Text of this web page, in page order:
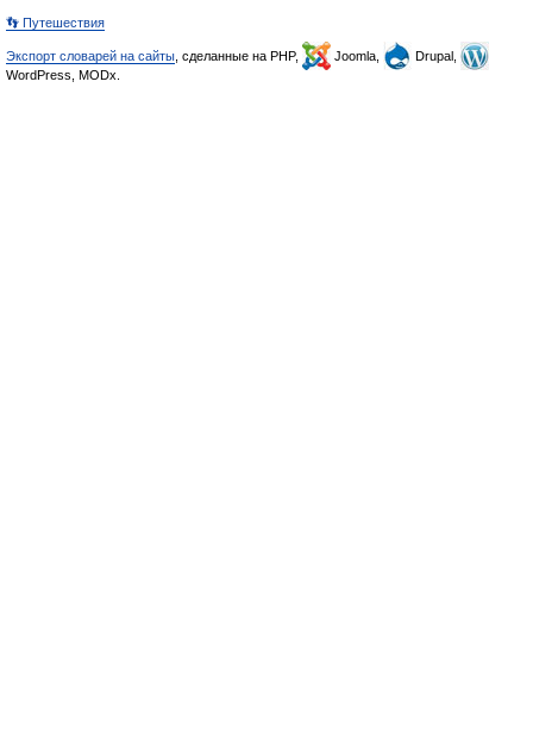
👣 Путешествия
Экспорт словарей на сайты , сделанные на PHP, Joomla,
Drupal,
WordPress, MODx.